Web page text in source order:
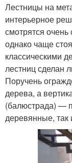
Лестницы на
интерьерное
смотрятся
однако чаще
классическими
лестниц сделан
Поручень
дерева, а
(балюстрада) —
деревянные, так